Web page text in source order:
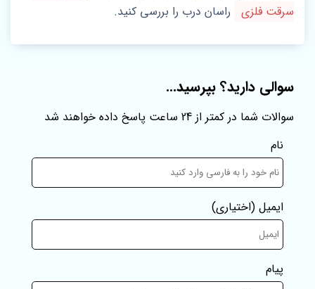
سرقت فلزی
راسان درب را بررسی کنید.
سوالی دارید؟ بپرسید...
سوالات شما در کمتر از 24 ساعت پاسخ داده خواهند شد
نام
ایمیل (اختیاری)
پیام